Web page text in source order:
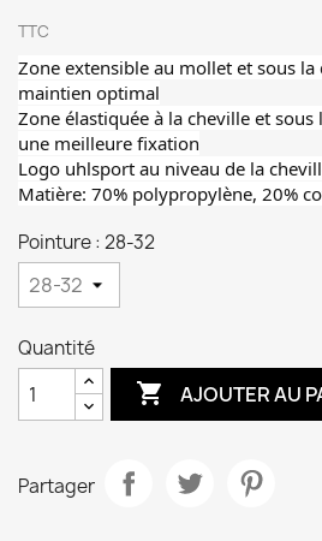
TTC
Zone extensible au mollet et sous
maintien optimal
Zone élastiquée à la cheville et
une meilleure fixation
Logo uhlsport au niveau de la
Matière: 70% polypropylène, 20%
Pointure : 28-32
Quantité
 AJOUTER AU
Partager